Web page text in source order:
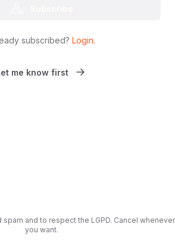
subscribed? Login.
me know first
and to respect the LGPD. Cancel whenever
you want.